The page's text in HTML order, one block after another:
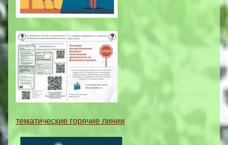
тематические горячие линии